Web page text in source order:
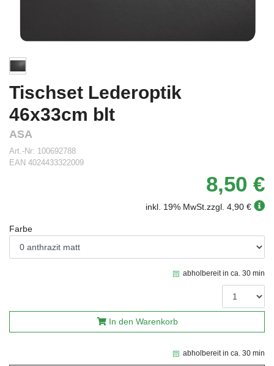
Tischset Lederoptik
46x33cm blt
ASA
Art.-Nr: 100692788
EAN 4024433322009
8,50 €
inkl. 19% MwSt.zzgl. 4,90 €
Farbe
abholbereit in ca. 30 min
abholbereit in ca. 30 min
In den Warenkorb